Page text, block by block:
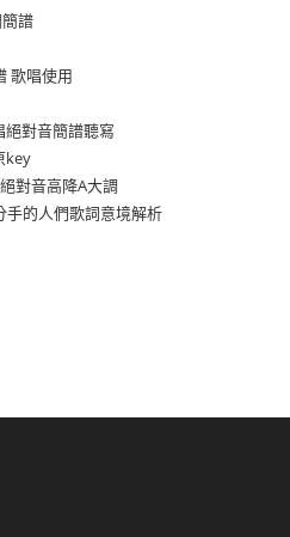
譜
歌唱使用
絕對音簡譜聽寫
key
對音高降A大調
手的人們歌詞意境解析